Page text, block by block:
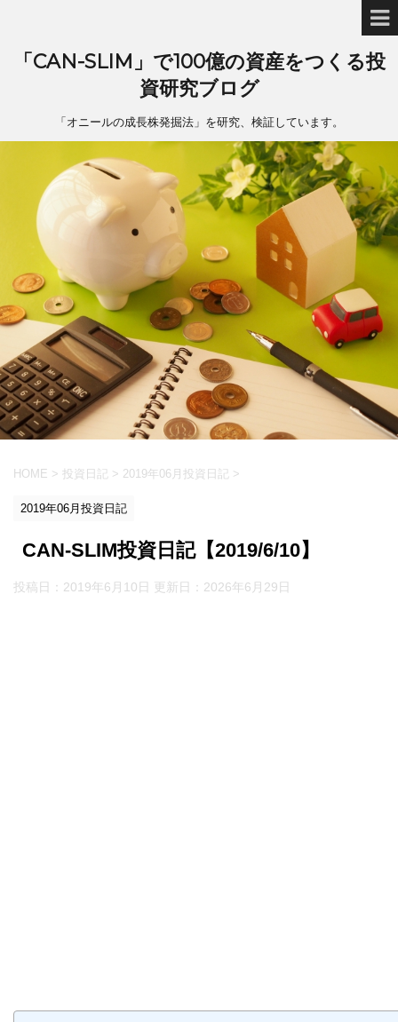
「CAN-SLIM」で100億の資産をつくる投
資研究ブログ
「オニールの成長株発掘法」を研究、検証しています。
HOME > 投資日記 > 2019年06月投資日記 >
2019年06月投資日記
CAN-SLIM投資日記【2019/6/10】
投稿日：2019年6月10日 更新日： 2026年6月29日